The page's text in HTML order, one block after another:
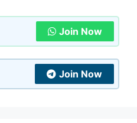
Join Now
Join Now